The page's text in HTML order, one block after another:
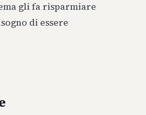
gli fa risparmiare
di essere